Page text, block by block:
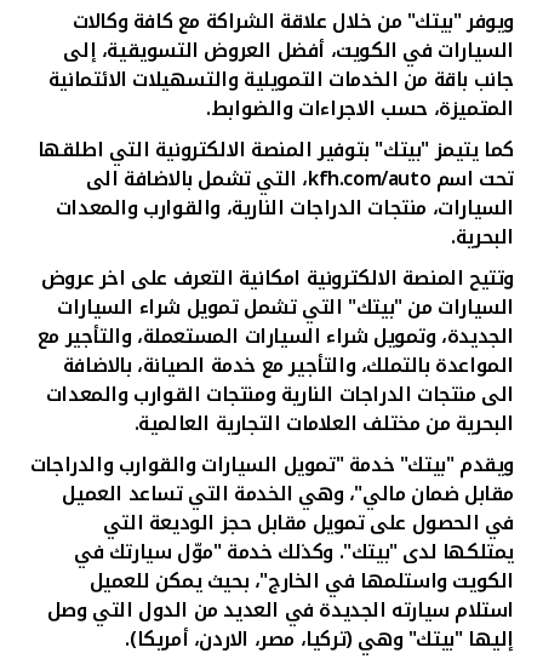
ويوفر "بيتك" من خلال علاقة الشراكة مع كافة وكالات
السيارات في الكويت، أفضل العروض التسويقية، إلى
جانب باقة من الخدمات التمويلية والتسهيلات الائتمانية
المتميزة، حسب الاجراءات والضوابط.
كما يتيمز "بيتك" بتوفير المنصة الالكترونية التي اطلقها
تحت اسمkfh.com/auto، التي تشمل بالاضافة الى
السيارات، منتجات الدراجات النارية، والقوارب والمعدات
البحرية.
وتتيح المنصة الالكترونية امكانية التعرف على اخر عروض
السيارات من "بيتك" التي تشمل تمويل شراء السيارات
الجديدة، وتمويل شراء السيارات المستعملة، والتأجير مع
المواعدة بالتملك، والتأجير مع خدمة الصيانة، بالاضافة
الى منتجات الدراجات النارية ومنتجات القوارب والمعدات
البحرية من مختلف العلامات التجارية العالمية.
ويقدم "بيتك" خدمة "تمويل السيارات والقوارب والدراجات
مقابل ضمان مالي"، وهي الخدمة التي تساعد العميل
في الحصول على تمويل مقابل حجز الوديعة التي
يمتلكها لدى "بيتك". وكذلك خدمة "موّل سيارتك في
الكويت واستلمها في الخارج"، بحيث يمكن للعميل
استلام سيارته الجديدة في العديد من الدول التي وصل
إليها "بيتك" وهي (تركيا، مصر، الاردن، أمريكا).